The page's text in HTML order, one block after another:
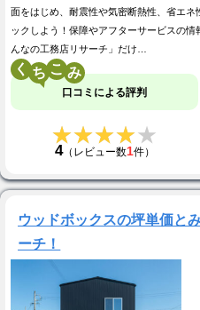
面をはじめ、耐震性や気密断熱性、省エ
ックしよう！保障やアフターサービスの
んなの工務店リサーチ」だけ…
く こ
口コミによる評判
★★★★★
★★★★★
4（レビュー数1件）
ウッドボックスの坪単価と
ーチ！